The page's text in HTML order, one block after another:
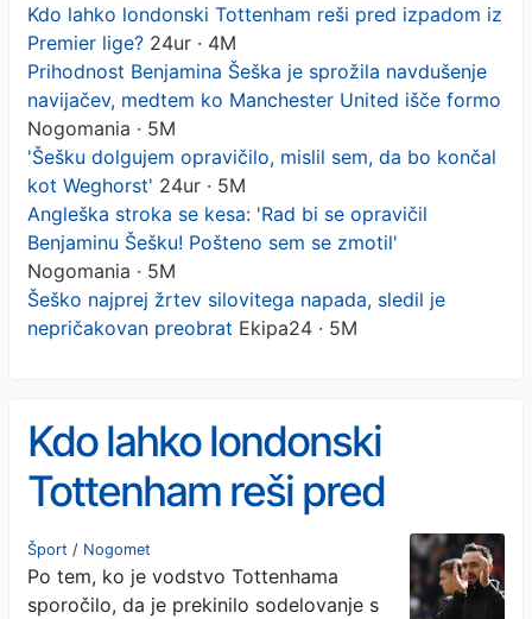
Kdo lahko londonski Tottenham reši pred izpadom iz
Premier lige? 24ur · 4M
Prihodnost Benjamina Šeška je sprožila navdušenje
navijačev, medtem ko Manchester United išče formo
Nogomania · 5M
'Šešku dolgujem opravičilo, mislil sem, da bo končal
kot Weghorst' 24ur · 5M
Angleška stroka se kesa: 'Rad bi se opravičil
Benjaminu Šešku! Pošteno sem se zmotil'
Nogomania · 5M
Šeško najprej žrtev silovitega napada, sledil je
nepričakovan preobrat Ekipa24 · 5M
Kdo lahko londonski
Tottenham reši pred
izpadom iz Premier lige?
Šport / Nogomet
Po tem, ko je vodstvo Tottenhama
sporočilo, da je prekinilo sodelovanje s